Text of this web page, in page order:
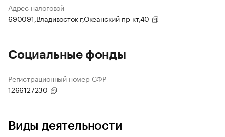
Адрес налоговой
690091,Владивосток г,Океанский пр-кт,40
Социальные фонды
Регистрационный номер СФР
1266127230
Виды деятельности